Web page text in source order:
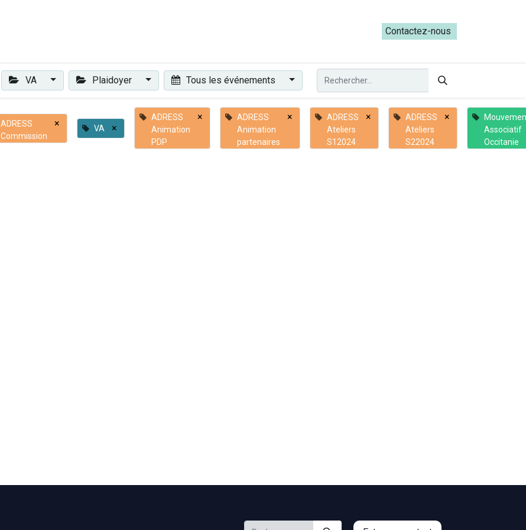
Les ateliers du Parcours ADRESS [mai-juin 2026]
Contactez-nous​​
VA Plaidoyer Tous les événements
ADRESS
Commission
× VA ×
ADRESS
Animation
PDP
×
ADRESS
Animation
partenaires
×
ADRESS
Ateliers
S12024
×
ADRESS
Ateliers
S22024
×
Associatif
Occitanie